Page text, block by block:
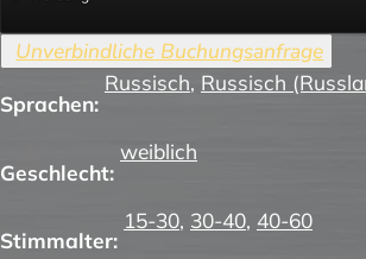
Sprachen:
Russisch, Russisch
Geschlecht:
weiblich
Stimmalter:
15-30, 30-40, 40-60